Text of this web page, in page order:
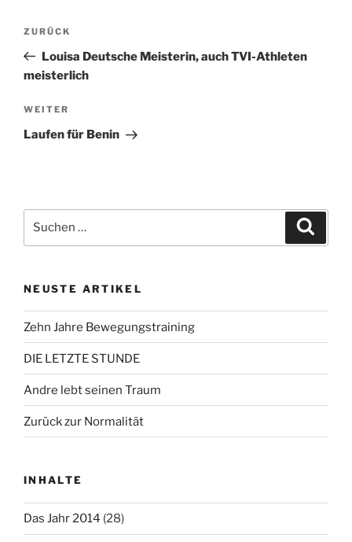
Beitragsnavigation
Vorheriger
Beitrag
ZURÜCK
Louisa Deutsche Meisterin, auch TVI-Athleten
meisterlich
Nächster
Beitrag
WEITER
Laufen für Benin
nach:
NEUSTE ARTIKEL
Zehn Jahre Bewegungstraining
DIE LETZTE STUNDE
Andre lebt seinen Traum
Zurück zur Normalität
INHALTE
Das Jahr 2014 (28)